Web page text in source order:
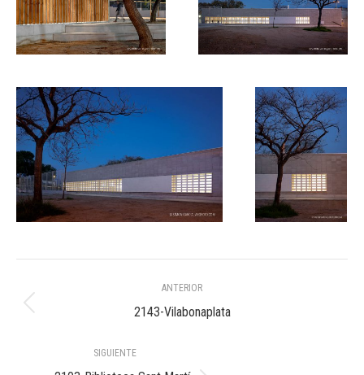
entre
álbumes
ANTERIOR
Álbum
2143-Vilabonaplata
SIGUIENTE